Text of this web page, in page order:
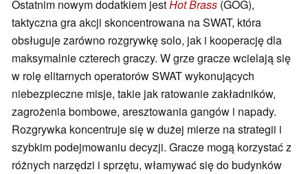
Ostatnim nowym dodatkiem jestHot Brass (GOG),
taktyczna gra akcji skoncentrowana na SWAT, która
obsługuje zarówno rozgrywkę solo, jak i kooperację dla
maksymalnie czterech graczy. W grze gracze wcielają się
w rolę elitarnych operatorów SWAT wykonujących
niebezpieczne misje, takie jak ratowanie zakładników,
zagrożenia bombowe, aresztowania gangów i napady.
Rozgrywka koncentruje się w dużej mierze na strategii i
szybkim podejmowaniu decyzji. Gracze mogą korzystać z
różnych narzędzi i sprzętu, włamywać się do budynków